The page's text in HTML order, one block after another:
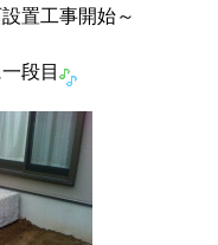
工事開始～
目